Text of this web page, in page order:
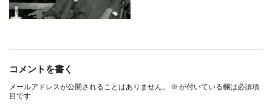
コメントを書く
メールアドレスが公開されることはありません。 ※ が付いている欄は必須項
目です